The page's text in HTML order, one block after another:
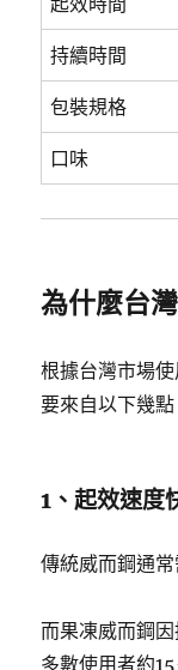
持續時間
包裝規格
口味
為什麼台
根據台灣市場
要來自以下幾點
1、起效速度
傳統威而鋼通
而果凍威而鋼
多數使用者約